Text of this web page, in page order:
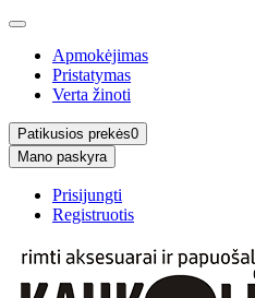
Apmokėjimas
Pristatymas
Verta žinoti
Patikusios prekės0
Mano paskyra
Prisijungti
Registruotis